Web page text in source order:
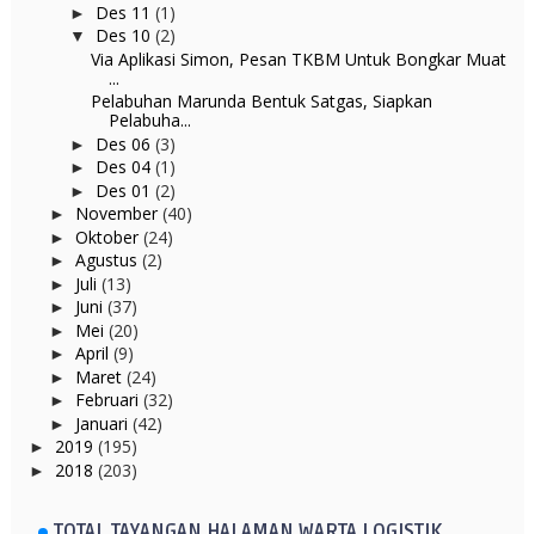
► Des 11 (1)
▼ Des 10 (2)
Via Aplikasi Simon, Pesan TKBM Untuk Bongkar Muat
...
Pelabuhan Marunda Bentuk Satgas, Siapkan
Pelabuha...
► Des 06 (3)
► Des 04 (1)
► Des 01 (2)
► November(40)
► Oktober(24)
► Agustus (2)
► Juli (13)
► Juni (37)
► Mei (20)
► April (9)
► Maret (24)
► Februari (32)
► Januari (42)
► 2019 (195)
► 2018 (203)